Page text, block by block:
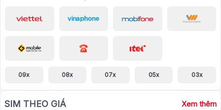
09x 08x 07x 05x 03x
SIM THEO GIÁ Xem thêm